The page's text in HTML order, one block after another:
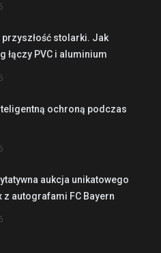
przyszłość stolarki. Jak
łączy PVC i aluminium
ochroną podczas
aukcja unikatowego
z autografami FC Bayern